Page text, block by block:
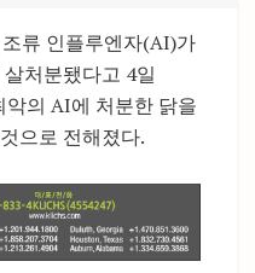
류 인플루엔자(AI)가
처분됐다고 4일
의 AI에 처분한 닭을
으로 전해졌다.